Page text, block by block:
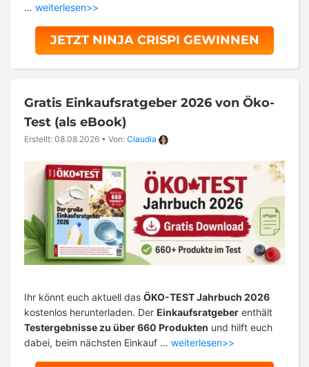
… weiterlesen>>
JETZT NINJA CRISPI GEWINNEN
Gratis Einkaufsratgeber 2026 von Öko-
Test (als eBook)
Erstellt: 08.08.2026 • Von: Claudia
Ihr könnt euch aktuell das ÖKO-TEST Jahrbuch 2026
kostenlos herunterladen. Der Einkaufsratgeber enthält
Testergebnisse zu über 660 Produkten und hilft euch
dabei, beim nächsten Einkauf … weiterlesen>>